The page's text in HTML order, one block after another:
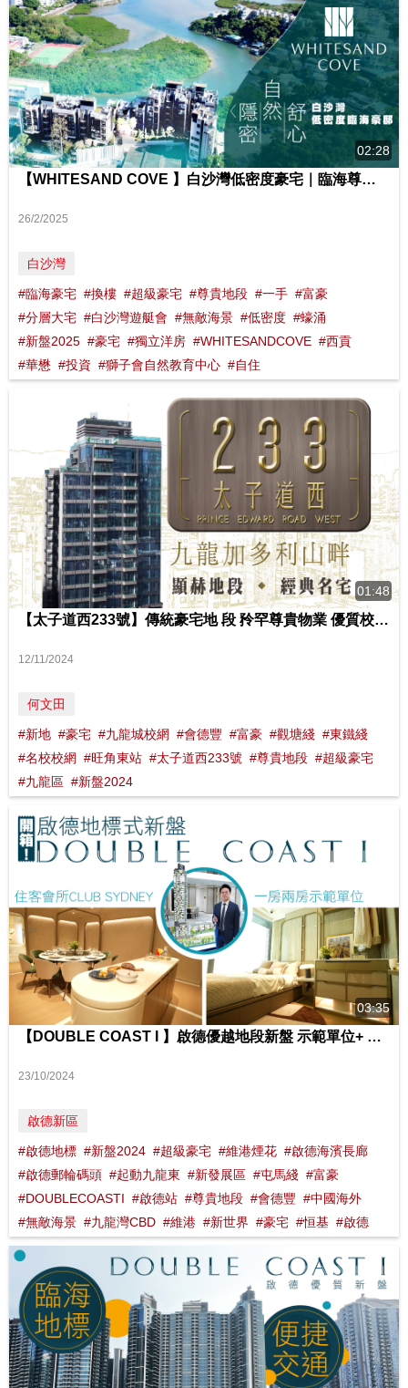
02:28
【WHITESAND COVE 】白沙灣低密度豪宅｜臨海尊貴 地段 享受山水間無窮樂趣 影片來源 : FINANCE 730
26/2/2025
白沙灣
#臨海豪宅 #換樓 #超級豪宅 #尊貴地段 #一手 #富豪
#分層大宅 #白沙灣遊艇會 #無敵海景 #低密度 #蠔涌
#新盤2025 #豪宅 #獨立洋房 #WHITESANDCOVE #西貢
#華懋 #投資 #獅子會自然教育中心 #自住
01:48
【太子道西233號】傳統豪宅地 段 矝罕尊貴物業 優質校網﹑ 高端生活兼備 影片來源 : FINANCE 730
12/11/2024
何文田
#新地 #豪宅 #九龍城校網 #會德豐 #富豪 #觀塘綫 #東鐵綫
#名校校網 #旺角東站 #太子道西233號 #尊貴地段 #超級豪宅
#九龍區 #新盤2024
03:35
【DOUBLE COAST I 】啟德優越地段新盤 示範單位+ 住客會所曝光｜品味都會生活姿彩
23/10/2024
啟德新區
#啟德地標 #新盤2024 #超級豪宅 #維港煙花 #啟德海濱長廊
#啟德郵輪碼頭 #起動九龍東 #新發展區 #屯馬綫 #富豪
#DOUBLECOASTI #啟德站 #尊貴地段 #會德豐 #中國海外
#無敵海景 #九龍灣CBD #維港 #新世界 #豪宅 #恒基 #啟德